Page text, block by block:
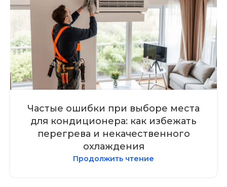
Частые ошибки при выборе места
для кондиционера: как избежать
перегрева и некачественного
охлаждения
Продолжить чтение